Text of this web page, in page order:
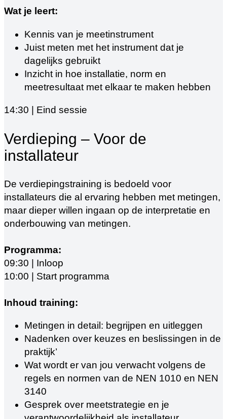
Wat je leert:
Kennis van je meetinstrument
Juist meten met het instrument dat je
dagelijks gebruikt
Inzicht in hoe installatie, norm en
meetresultaat met elkaar te maken hebben
14:30 | Eind sessie
Verdieping – Voor de
installateur
De verdiepingstraining is bedoeld voor
installateurs die al ervaring hebben met metingen,
maar dieper willen ingaan op de interpretatie en
onderbouwing van metingen.
Programma:
09:30 | Inloop
10:00 | Start programma
Inhoud training:
Metingen in detail: begrijpen en uitleggen
Nadenken over keuzes en beslissingen in de
praktijk’
Wat wordt er van jou verwacht volgens de
regels en normen van de NEN 1010 en NEN
3140
Gesprek over meetstrategie en je